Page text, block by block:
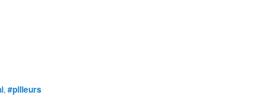
, #pilleurs